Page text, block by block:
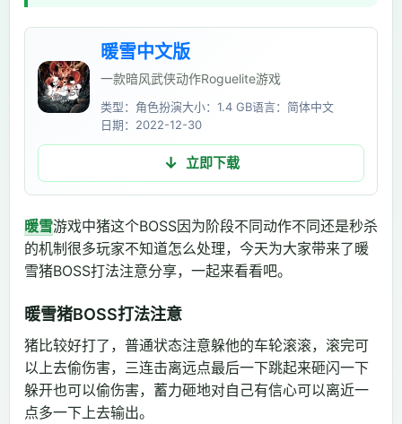
暖雪中文版
一款暗风武侠动作Roguelite游戏
类型：角色扮演大小：1.4 GB语言：简体中文
日期：2022-12-30
立即下载
暖雪游戏中猪这个BOSS因为阶段不同动作不同还是秒杀
的机制很多玩家不知道怎么处理，今天为大家带来了暖
雪猪BOSS打法注意分享，一起来看看吧。
暖雪猪BOSS打法注意
猪比较好打了，普通状态注意躲他的车轮滚滚，滚完可
以上去偷伤害，三连击离远点最后一下跳起来砸闪一下
躲开也可以偷伤害，蓄力砸地对自己有信心可以离近一
点多一下上去输出。